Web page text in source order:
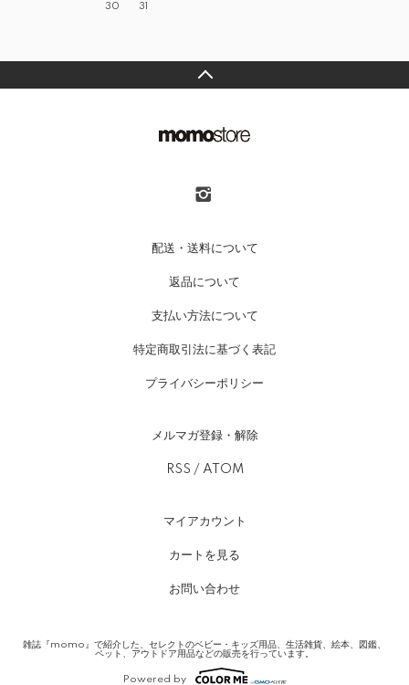
30 31
配送・送料について
返品について
支払い方法について
特定商取引法に基づく表記
プライバシーポリシー
メルマガ登録・解除
RSS / ATOM
マイアカウント
カートを見る
お問い合わせ
雑誌『momo』で紹介した、セレクトのベビー・キッズ用品、生活雑貨、絵本、図鑑、
ペット、アウトドア用品などの販売を行っています。
Powered by